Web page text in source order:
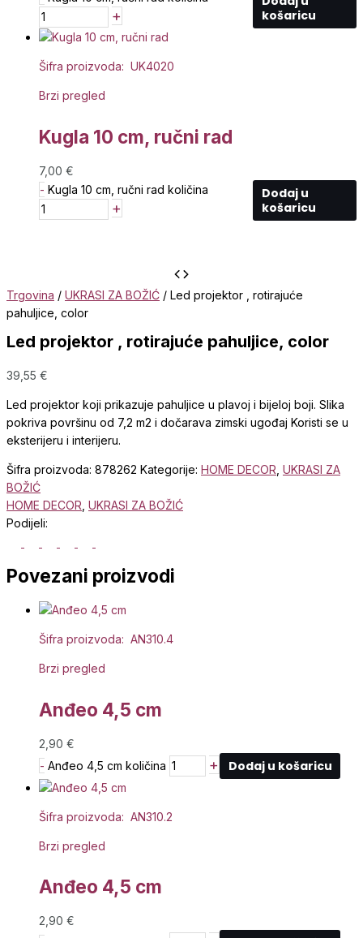
+
košaricu
Šifra proizvoda: UK4020
Brzi pregled
Kugla 10 cm, ručni rad
7,00 €
- Kugla 10 cm, ručni rad količina
+
Dodaj u
košaricu
Trgovina / UKRASI ZA BOŽIĆ / Led projektor , rotirajuće
pahuljice, color
Led projektor , rotirajuće pahuljice, color
39,55 €
Led projektor koji prikazuje pahuljice u plavoj i bijeloj boji. Slika
pokriva površinu od 7,2 m2 i dočarava zimski ugođaj Koristi se u
eksterijeru i interijeru.
Šifra proizvoda: 878262 Kategorije: HOME DECOR UKRASI ZA
BOŽIĆ
HOME DECOR UKRASI ZA BOŽIĆ
Podijeli:
Povezani proizvodi
Šifra proizvoda: AN310.4
Brzi pregled
Anđeo 4,5 cm
2,90 €
- Anđeo 4,5 cm količina + Dodaj u košaricu
Šifra proizvoda: AN310.2
Brzi pregled
Anđeo 4,5 cm
2,90 €